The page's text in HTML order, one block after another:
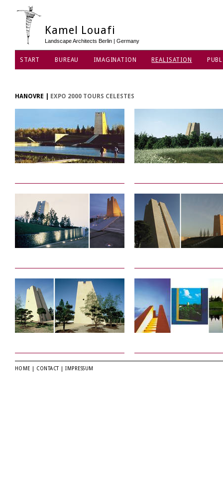
Kamel Louafi
Landscape Architects Berlin | Germany
START BUREAU IMAGINATION REALISATION
HANOVRE EXPO 2000 TOURS CELESTES
HOME CONTACT |IMPRESSUM